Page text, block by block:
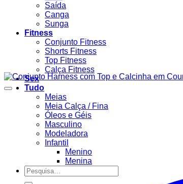
Saída
Canga
Sunga
Fitness
Conjunto Fitness
Shorts Fitness
Top Fitness
Calça Fitness
Sex
Tudo
Meias
Meia Calça / Fina
Óleos e Géis
Masculino
Modeladora
Infantil
Menino
Menina
Pesquisar
por: